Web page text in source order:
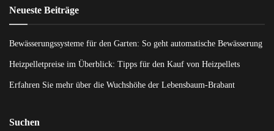
Neueste Beiträge
Bewässerungssysteme für den Garten: So geht automatische Bewässerung
Heizpelletpreise im Überblick: Tipps für den Kauf von Heizpellets
Erfahren Sie mehr über die Wuchshöhe der Lebensbaum-Brabant
Suchen